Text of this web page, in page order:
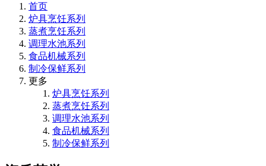
首页
炉具烹饪系列
蒸煮烹饪系列
调理水池系列
食品机械系列
制冷保鲜系列
更多
炉具烹饪系列
蒸煮烹饪系列
调理水池系列
食品机械系列
制冷保鲜系列